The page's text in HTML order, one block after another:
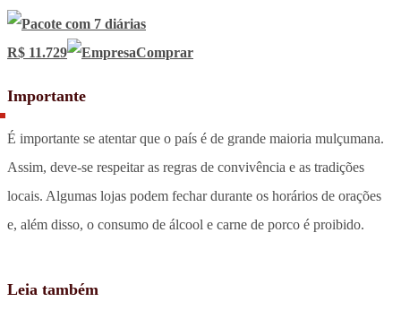
R$ 11.729 Comprar
Importante
É importante se atentar que o país é de grande maioria mulçumana.
Assim, deve-se respeitar as regras de convivência e as tradições
locais. Algumas lojas podem fechar durante os horários de orações
e, além disso, o consumo de álcool e carne de porco é proibido.
Leia também